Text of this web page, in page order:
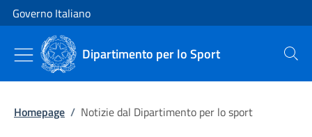
Vai al contenuto
Vai alla navigazione del sito
Governo Italiano
Dipartimento per lo Sport Cerca
Homepage / Notizie dal Dipartimento per lo sport